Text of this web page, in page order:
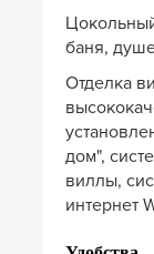
баня,
Отделка
дом",
виллы,
интернет